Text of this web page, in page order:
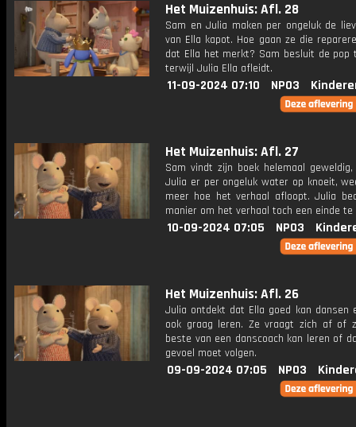
Het Muizenhuis: Afl. 28
Sam en Julia maken per ongeluk de
van Ella kapot. Hoe gaan ze die
dat Ella het merkt? Sam besluit de pop
terwijl Julia Ella afleidt.
11-09-2024 07:10 NPO3
Het Muizenhuis: Afl. 27
Sam vindt zijn boek helemaal
Julia er per ongeluk water op knoeit,
meer hoe het verhaal afloopt. Julia
manier om het verhaal toch een einde te
10-09-2024 07:05 NPO3
Het Muizenhuis: Afl. 26
Julia ontdekt dat Ella goed kan dansen
ook graag leren. Ze vraagt zich af of
beste van een danscoach kan leren of
gevoel moet volgen.
09-09-2024 07:05 NPO3